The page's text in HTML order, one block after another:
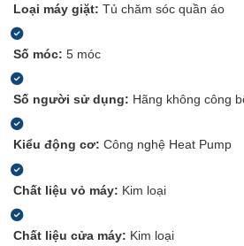
Loại máy giặt: Tủ chăm sóc quần áo
Số móc: 5 móc
Số người sử dụng: Hãng không công
Kiểu động cơ: Công nghệ Heat Pump
Chất liệu vỏ máy: Kim loại
Chất liệu cửa máy: Kim loại